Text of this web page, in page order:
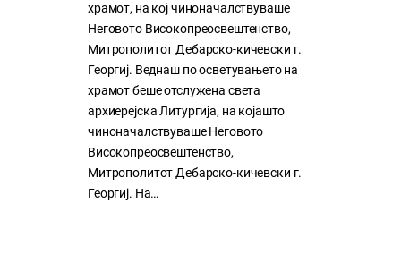
храмот, на кој чиноначалствуваше
Неговото Високопреосвештенство,
Митрополитот Дебарско-кичевски г.
Георгиј. Веднаш по осветувањето на
храмот беше отслужена света
архиерејска Литургија, на којашто
чиноначалствуваше Неговото
Високопреосвештенство,
Митрополитот Дебарско-кичевски г.
Георгиј. На…